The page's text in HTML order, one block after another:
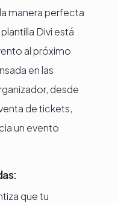
manera perfecta
Divi está
al próximo
en las
desde
de tickets,
un evento
que tu